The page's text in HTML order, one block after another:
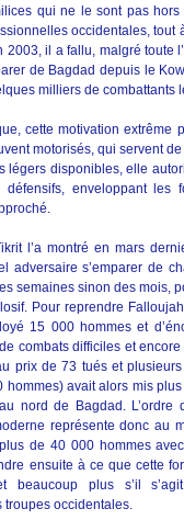
qui ne le sont pas
occidentales,
2003, il a fallu, malgré toute
de Bagdad depuis le
milliers de combattants
cette motivation
motorisés, qui servent
légers disponibles, elle
enveloppant les
l’a montré en mars
adversaire s’emparer de
semaines sinon des mois,
Pour reprendre
15 000 hommes et
combats difficiles et
prix de 73 tués et
hommes) avait alors mis
nord de Bagdad.
représente donc au
plus de 40 000 hommes
ensuite à ce que cette
beaucoup plus s’il
occidentales.